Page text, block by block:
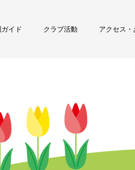
イド クラブ活動 アクセス